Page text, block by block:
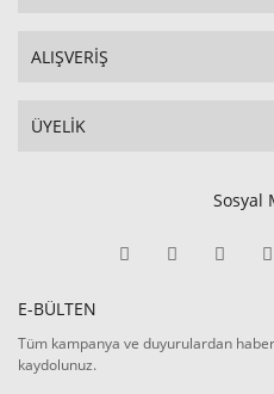
ALIŞVERİŞ
ÜYELİK
Sosyal
E-BÜLTEN
Tüm kampanya ve duyurulardan
kaydolunuz.